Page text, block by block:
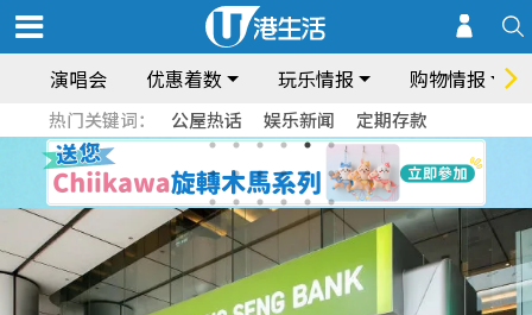
演唱会 优惠着数 玩乐情报 购物情报
热门关键词： 公屋热话 娱乐新闻 定期存款